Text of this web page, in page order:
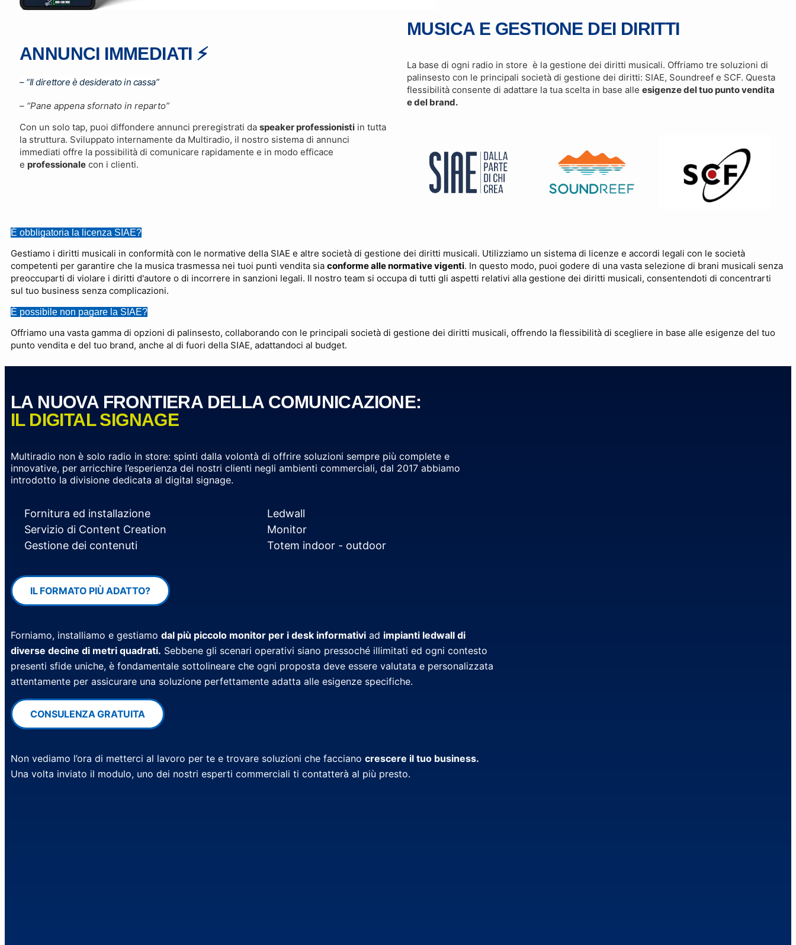
ANNUNCI IMMEDIATI ⚡️
– “Il direttore è desiderato in cassa”
– “Pane appena sfornato in reparto”
Con un solo tap, puoi diffondere annunci preregistrati da speaker professionisti in tutta
la struttura. Sviluppato internamente da Multiradio, il nostro sistema di annunci
immediati offre la possibilità di comunicare rapidamente e in modo efficace
e professionale con i clienti.
MUSICA E GESTIONE DEI DIRITTI
La base di ogni radio in store è la gestione dei diritti musicali. Offriamo tre soluzioni di
palinsesto con le principali società di gestione dei diritti: SIAE, Soundreef e SCF. Questa
flessibilità consente di adattare la tua scelta in base alle esigenze del tuo punto vendita
e del brand.
É obbligatoria la licenza SIAE?
Gestiamo i diritti musicali in conformità con le normative della SIAE e altre società di gestione dei diritti musicali. Utilizziamo un sistema di licenze e accordi legali con le società
competenti per garantire che la musica trasmessa nei tuoi punti vendita sia conforme alle normative vigenti. In questo modo, puoi godere di una vasta selezione di brani musicali senza
preoccuparti di violare i diritti d'autore o di incorrere in sanzioni legali. Il nostro team si occupa di tutti gli aspetti relativi alla gestione dei diritti musicali, consentendoti di concentrarti
sul tuo business senza complicazioni.
É possibile non pagare la SIAE?
Offriamo una vasta gamma di opzioni di palinsesto, collaborando con le principali società di gestione dei diritti musicali, offrendo la flessibilità di scegliere in base alle esigenze del tuo
punto vendita e del tuo brand, anche al di fuori della SIAE, adattandoci al budget.
LA NUOVA FRONTIERA DELLA COMUNICAZIONE:
IL DIGITAL SIGNAGE
Multiradio non è solo radio in store: spinti dalla volontà di offrire soluzioni sempre più complete e
innovative, per arricchire l’esperienza dei nostri clienti negli ambienti commerciali, dal 2017 abbiamo
introdotto la divisione dedicata al digital signage.
Fornitura ed installazione
Servizio di Content Creation
Gestione dei contenuti
Ledwall
Monitor
Totem indoor - outdoor
IL FORMATO PIÙ ADATTO?
Forniamo, installiamo e gestiamo dal più piccolo monitor per i desk informativi ad impianti ledwall di
diverse decine di metri quadrati. Sebbene gli scenari operativi siano pressoché illimitati ed ogni contesto
presenti sfide uniche, è fondamentale sottolineare che ogni proposta deve essere valutata e personalizzata
attentamente per assicurare una soluzione perfettamente adatta alle esigenze specifiche.
CONSULENZA GRATUITA
Non vediamo l’ora di metterci al lavoro per te e trovare soluzioni che facciano crescere il tuo business.
Una volta inviato il modulo, uno dei nostri esperti commerciali ti contatterà al più presto.